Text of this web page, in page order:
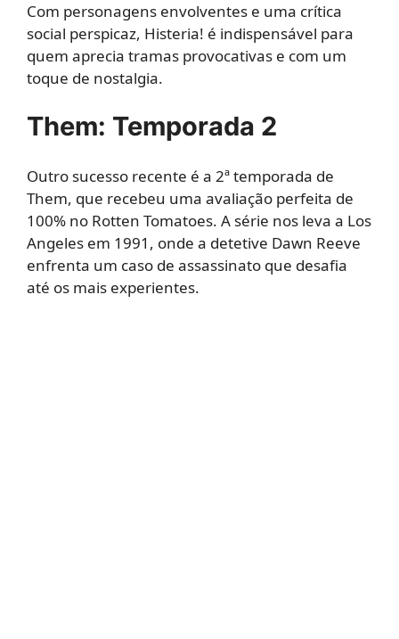
Com personagens envolventes e uma crítica
social perspicaz, Histeria! é indispensável para
quem aprecia tramas provocativas e com um
toque de nostalgia.
Them: Temporada 2
Outro sucesso recente é a 2ª temporada de
Them, que recebeu uma avaliação perfeita de
100% no Rotten Tomatoes. A série nos leva a Los
Angeles em 1991, onde a detetive Dawn Reeve
enfrenta um caso de assassinato que desafia
até os mais experientes.